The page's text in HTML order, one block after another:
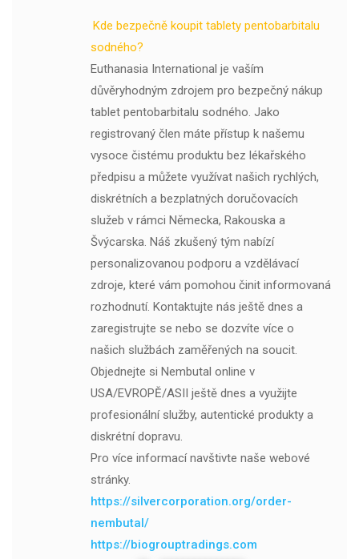
Kde bezpečně koupit tablety pentobarbitalu
sodného?
Euthanasia International je vaším
důvěryhodným zdrojem pro bezpečný nákup
tablet pentobarbitalu sodného. Jako
registrovaný člen máte přístup k našemu
vysoce čistému produktu bez lékařského
předpisu a můžete využívat našich rychlých,
diskrétních a bezplatných doručovacích
služeb v rámci Německa, Rakouska a
Švýcarska. Náš zkušený tým nabízí
personalizovanou podporu a vzdělávací
zdroje, které vám pomohou činit informovaná
rozhodnutí. Kontaktujte nás ještě dnes a
zaregistrujte se nebo se dozvíte více o
našich službách zaměřených na soucit.
Objednejte si Nembutal online v
USA/EVROPĚ/ASII ještě dnes a využijte
profesionální služby, autentické produkty a
diskrétní dopravu.
Pro více informací navštivte naše webové
stránky.
https://silvercorporation.org/order-
nembutal/
https://biogrouptradings.com